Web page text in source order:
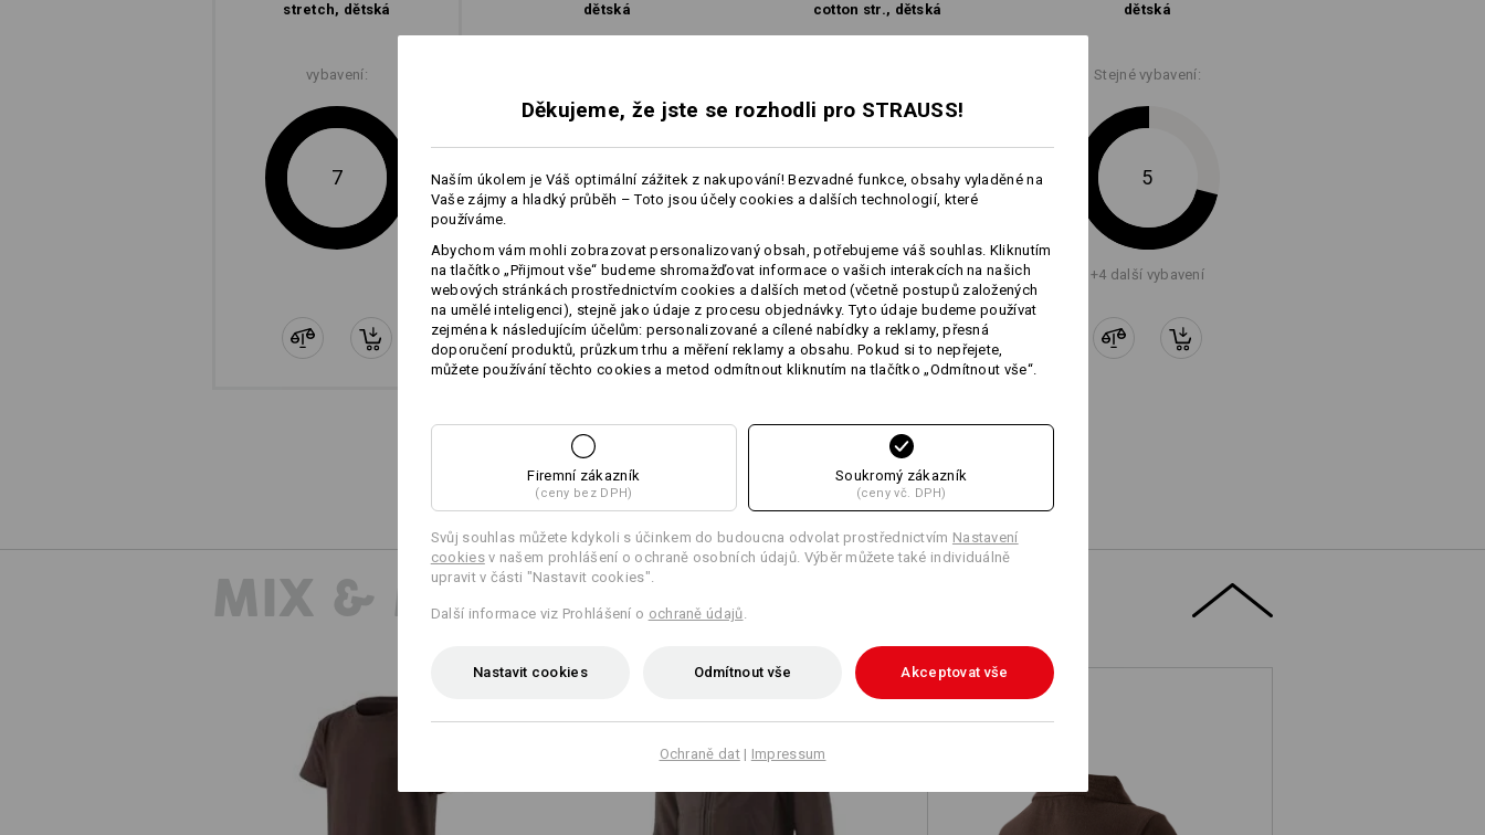
Vlastní návrh Logoservice
stretch, dětská
vybavení:
7
dětská
cotton str., dětská
dětská
6 5
+5 další vybavení
Stejné vybavení:
5
+4 další vybavení
MIX & MATCH
e.s. Tričko cotton stretch, dětská
e.s. Propínací mikina s kapucí cotton
Děkujeme, že jste se rozhodli pro STRAUSS!
Naším úkolem je Váš optimální zážitek z nakupování! Bezvadné funkce, obsahy vyladěné na
Vaše zájmy a hladký průběh – Toto jsou účely cookies a dalších technologií, které
používáme.
Abychom vám mohli zobrazovat personalizovaný obsah, potřebujeme váš souhlas. Kliknutím
na tlačítko „Přijmout vše“ budeme shromažďovat informace o vašich interakcích na našich
webových stránkách prostřednictvím cookies a dalších metod (včetně postupů založených
na umělé inteligenci), stejně jako údaje z procesu objednávky. Tyto údaje budeme používat
zejména k následujícím účelům: personalizované a cílené nabídky a reklamy, přesná
doporučení produktů, průzkum trhu a měření reklamy a obsahu. Pokud si to nepřejete,
můžete používání těchto cookies a metod odmítnout kliknutím na tlačítko „Odmítnout vše“.
Firemní zákazník
(ceny bez DPH)
Soukromý zákazník
(ceny vč. DPH)
Svůj souhlas můžete kdykoli s účinkem do budoucna odvolat prostřednictvím Nastavení
cookiesv našem prohlášení o ochraně osobních údajů. Výběr můžete také individuálně
upravit v části "Nastavit cookies".
Další informace viz Prohlášení o ochraně údajů.
Nastavit cookies Odmítnout vše Akceptovat vše
Ochraně dat| Impressum